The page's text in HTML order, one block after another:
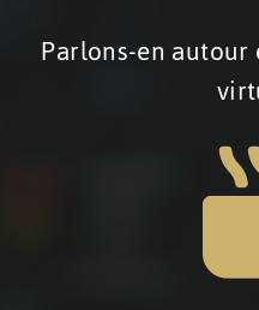
Parlons-en autour